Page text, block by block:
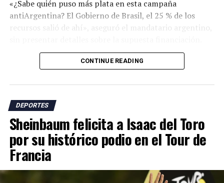
«¿Sabe quién puso más plata en esta campaña
antiArgentina? El Gobierno de Brasil, el 25 % de los
recursos salió de ahí», aseguró el mandatario argentino,
Milei se refirió a una campaña de críticas en redes
sociales que incluyó cuestionamientos sobre supuestas
ayudas arbitrales durante el torneo, el respaldo de
funcionarios israelíes a la selección argentina y
acusaciones sobre presuntas actitudes racistas en el
país sudamericano.
El presidente argentino sostuvo que los ataques
responden al papel que, según él, tiene Argentina en la
defensa de nuevas políticas económicas y libertarias en
CONTINUE READING
DEPORTES
Sheinbaum felicita a Isaac del Toro
por su histórico podio en el Tour de
Francia